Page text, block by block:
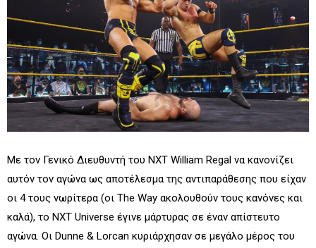
Με τον Γενικό Διευθυντή του NXT William Regal να κανονίζει
αυτόν τον αγώνα ως αποτέλεσμα της αντιπαράθεσης που είχαν
οι 4 τους νωρίτερα (οι The Way ακολουθούν τους κανόνες και
καλά), το NXT Universe έγινε μάρτυρας σε έναν απίστευτο
αγώνα. Οι Dunne & Lorcan κυριάρχησαν σε μεγάλο μέρος του